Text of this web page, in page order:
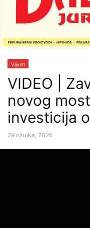
Vijesti
VIDEO |
novog
investicija
29 ožujka, 2026